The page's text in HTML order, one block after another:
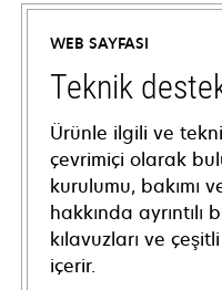
WEB SAYFASI
Teknik
Ürünle ilgili ve
çevrimiçi olarak
kurulumu, bakımı
hakkında ayrıntılı
kılavuzları ve
içerir.